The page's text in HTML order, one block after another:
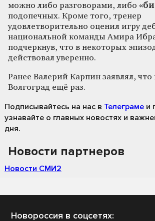
можно либо разговорами, либо
подопечных. Кроме того, тренер
удовлетворительно оценил игру
национальной команды Амира
подчеркнув, что в некоторых
действовал уверенно.
Ранее Валерий Карпин заявлял,
Волгоград ещё раз.
Подписывайтесь на нас в Телеграме и
узнавайте о главных новостях и
дня.
Новости партнеров
Новости СМИ2
Новороссия в соцсетях: